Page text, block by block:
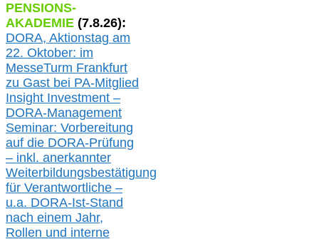
PENSIONS-
AKADEMIE (7.8.26):
DORA, Aktionstag am
22. Oktober: im
MesseTurm Frankfurt
zu Gast bei PA-Mitglied
Insight Investment –
DORA-Management
Seminar: Vorbereitung
auf die DORA-Prüfung
– inkl. anerkannter
Weiterbildungsbestätigung
für Verantwortliche –
u.a. DORA-Ist-Stand
nach einem Jahr,
Rollen und interne